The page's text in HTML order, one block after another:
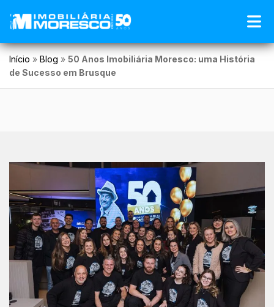
Início » Blog » 50 Anos Imobiliária Moresco: uma História
de Sucesso em Brusque